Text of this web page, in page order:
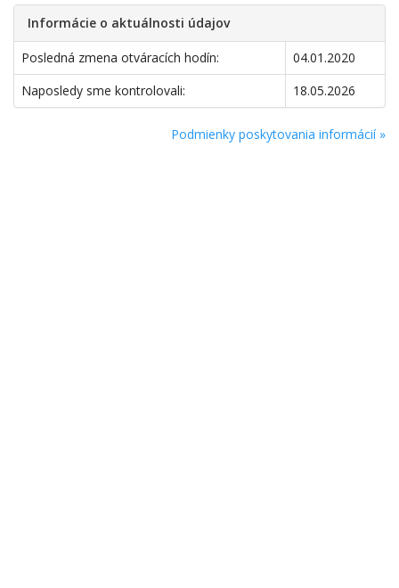
Informácie o aktuálnosti údajov
Posledná zmena otváracích hodín:
04.01.2020
Naposledy sme kontrolovali:
18.05.2026
Podmienky poskytovania informácií »